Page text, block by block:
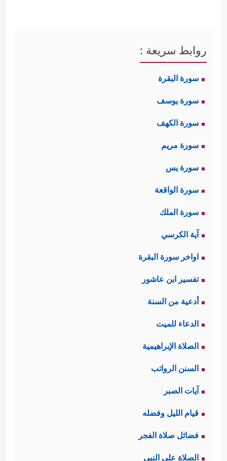
روابط سريعة :
سورة البقرة
سورة يوسف
سورة الكهف
سورة مريم
سورة يس
سورة الواقعة
سورة الملك
آية الكرسي
اواخر سورة البقرة
تفسير ابن عاشور
أدعية من السنة
الدعاء للميت
الصلاة الإبراهيمية
السنن الرواتب
آيات الصبر
قيام الليل وفضله
فضائل صلاة الفجر
الصلاة على النبي